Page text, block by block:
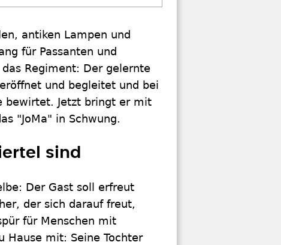
antiken Lampen und
für Passanten und
Regiment: Der gelernte
und begleitet und bei
bewirtet. Jetzt bringt er mit
"JoMa" in Schwung.
sind
Der Gast soll erfreut
der sich darauf freut,
für Menschen mit
Hause mit: Seine Tochter